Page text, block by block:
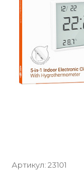
Артикул: 23101